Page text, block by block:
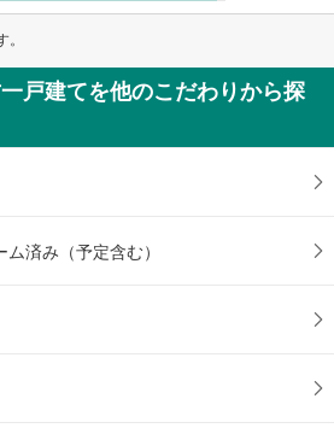
戸建てを他のこだわりから探
済み（予定含む）